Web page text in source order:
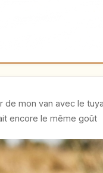
de mon van avec le
encore le même goût